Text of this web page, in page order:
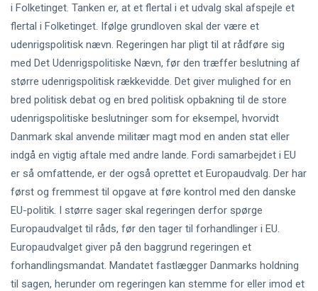
i Folketinget. Tanken er, at et flertal i et udvalg skal afspejle et
flertal i Folketinget. Ifølge grundloven skal der være et
udenrigspolitisk nævn. Regeringen har pligt til at rådføre sig
med Det Udenrigspolitiske Nævn, før den træffer beslutning af
større udenrigspolitisk rækkevidde. Det giver mulighed for en
bred politisk debat og en bred politisk opbakning til de store
udenrigspolitiske beslutninger som for eksempel, hvorvidt
Danmark skal anvende militær magt mod en anden stat eller
indgå en vigtig aftale med andre lande. Fordi samarbejdet i EU
er så omfattende, er der også oprettet et Europaudvalg. Der har
først og fremmest til opgave at føre kontrol med den danske
EU-politik. I større sager skal regeringen derfor spørge
Europaudvalget til råds, før den tager til forhandlinger i EU.
Europaudvalget giver på den baggrund regeringen et
forhandlingsmandat. Mandatet fastlægger Danmarks holdning
til sagen, herunder om regeringen kan stemme for eller imod et